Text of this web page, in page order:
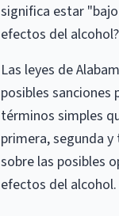
significa estar
efectos del alcohol?
Las leyes de
posibles
términos simples
primera, segunda
sobre las posibles
efectos del alcohol.